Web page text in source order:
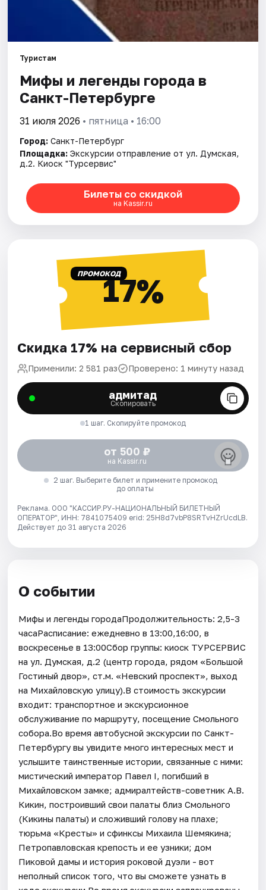
Туристам
Мифы и легенды города в
Санкт-Петербурге
31 июля 2026 • пятница • 16:00
Город: Санкт-Петербург
Площадка: Экскурсии отправление от ул. Думская,
д.2. Киоск "Турсервис"
Билеты со скидкой
на Kassir.ru
ПРОМОКОД17%
Скидка 17% на сервисный сбор
Применили: 2 581 раз Проверено: 1 минуту назад
адмитад
Скопировать
1 шаг. Скопируйте промокод
от 500 ₽
на Kassir.ru
2 шаг. Выберите билет и примените промокод
до оплаты
Реклама. ООО "КАССИР.РУ-НАЦИОНАЛЬНЫЙ БИЛЕТНЫЙ
ОПЕРАТОР", ИНН: 7841075409 erid: 25H8d7vbP8SRTvHZrUcdLB.
Действует до 31 августа 2026
О событии
Мифы и легенды городаПродолжительность: 2,5-3
часаРасписание: ежедневно в 13:00,16:00, в
воскресенье в 13:00Сбор группы: киоск ТУРСЕРВИС
на ул. Думская, д.2 (центр города, рядом «Большой
Гостиный двор», ст.м. «Невский проспект», выход
на Михайловскую улицу).В стоимость экскурсии
входит: транспортное и экскурсионное
обслуживание по маршруту, посещение Смольного
собора.Во время автобусной экскурсии по Санкт-
Петербургу вы увидите много интересных мест и
услышите таинственные истории, связанные с ними:
мистический император Павел I, погибший в
Михайловском замке; адмиралтейств-советник А.В.
Кикин, построивший свои палаты близ Смольного
(Кикины палаты) и сложивший голову на плахе;
тюрьма «Кресты» и сфинксы Михаила Шемякина;
Петропавловская крепость и ее узники; дом
Пиковой дамы и история роковой дуэли - вот
неполный список того, что вы сможете узнать в